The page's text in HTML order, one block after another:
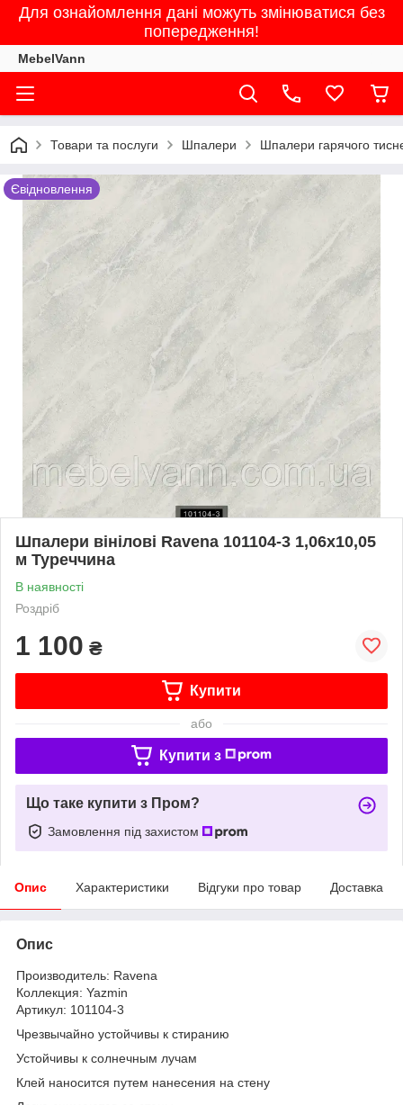
Для ознайомлення дані можуть змінюватися без
попередження!
MebelVann
Товари та послуги Шпалери Шпалери гарячого
Євідновлення
Шпалери вінілові Ravena 101104-3 1,06х10,05
м Туреччина
В наявності
Роздріб
1 100 ₴
Купити
або
Купити з
Що таке купити з Пром?
Замовлення під захистом
Опис Характеристики Відгуки про товар Доставка
Опис
Производитель: Ravena
Коллекция: Yazmin
Артикул: 101104-3
Чрезвычайно устойчивы к стиранию
Устойчивы к солнечным лучам
Клей наносится путем нанесения на стену